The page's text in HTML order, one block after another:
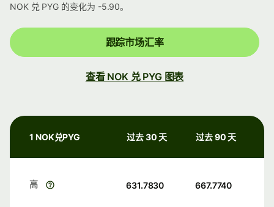
NOK 兑 PYG 的变化为 -5.90。
跟踪市场汇率
查看 NOK 兑 PYG 图表
1 NOK兑PYG 过去 30 天 过去 90 天
高 631.7830 667.7740